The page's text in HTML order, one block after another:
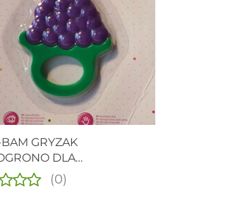
GRYZAK
DLA
(0)